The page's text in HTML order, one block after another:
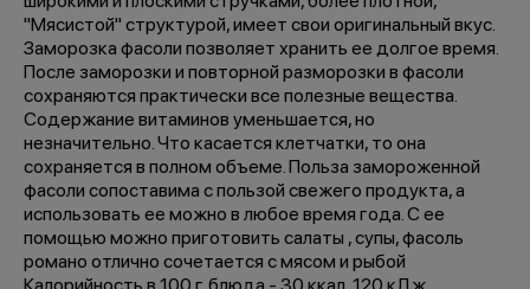
"Мясистой" структурой, имеет свои оригинальный вкус.
Заморозка фасоли позволяет хранить ее долгое время.
После заморозки и повторной разморозки в фасоли
сохраняются практически все полезные вещества.
Содержание витаминов уменьшается, но
незначительно. Что касается клетчатки, то она
сохраняется в полном объеме. Польза замороженной
фасоли сопоставима с пользой свежего продукта, а
использовать ее можно в любое время года. С ее
помощью можно приготовить салаты , супы, фасоль
романо отлично сочетается с мясом и рыбой
Калорийность в 100 г. блюда - 30 ккал, 120 кДж.